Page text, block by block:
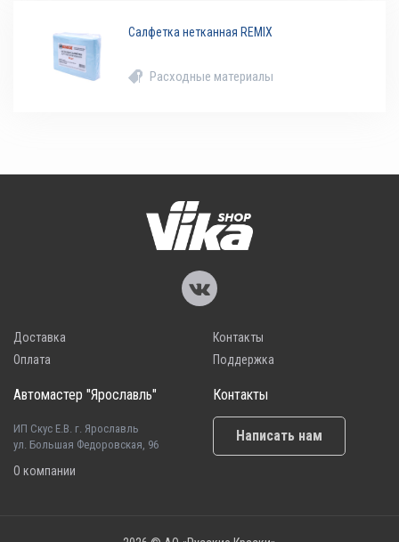
Салфетка нетканная REMIX
Расходные материалы
Доставка
Оплата
Контакты
Поддержка
Автомастер "Ярославль"
ИП Скус Е.В. г. Ярославль
ул. Большая Федоровская, 96
О компании
Контакты
Написать нам